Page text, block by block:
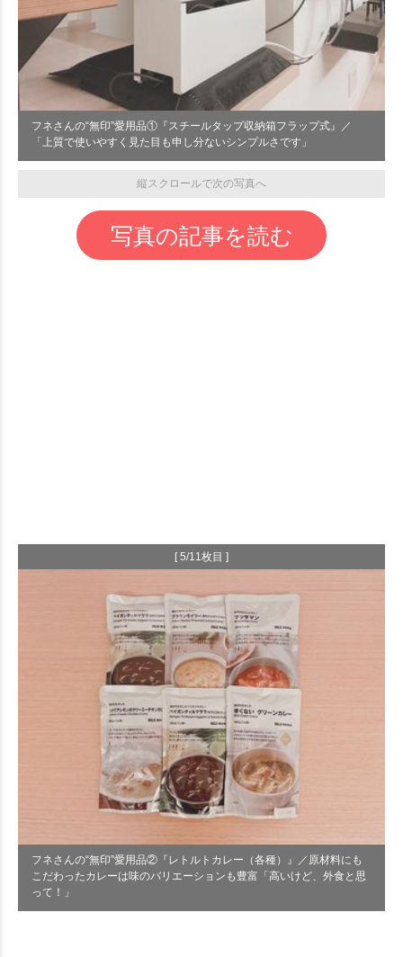
フネさんの“無印”愛用品①『スチールタップ収納箱フラップ式』／
「上質で使いやすく見た目も申し分ないシンプルさです」
縦スクロールで次の写真へ
写真の記事を読む
[ 5/11枚目 ]
フネさんの“無印”愛用品②『レトルトカレー（各種）』／原材料にも
こだわったカレーは味のバリエーションも豊富「高いけど、外食と思
って！」